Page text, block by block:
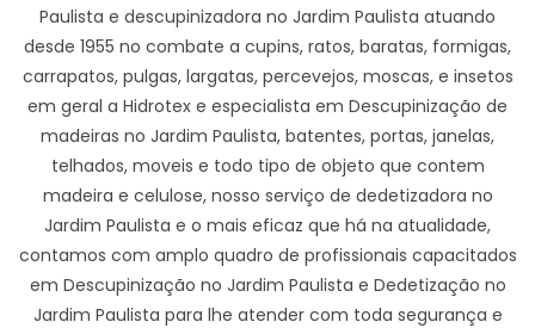
Paulista e descupinizadora no Jardim Paulista atuando
desde 1955 no combate a cupins, ratos, baratas, formigas,
carrapatos, pulgas, largatas, percevejos, moscas, e insetos
em geral a Hidrotex e especialista em Descupinização de
madeiras no Jardim Paulista, batentes, portas, janelas,
telhados, moveis e todo tipo de objeto que contem
madeira e celulose, nosso serviço de dedetizadora no
Jardim Paulista e o mais eficaz que há na atualidade,
contamos com amplo quadro de profissionais capacitados
em Descupinização no Jardim Paulista e Dedetização no
Jardim Paulista para lhe atender com toda segurança e